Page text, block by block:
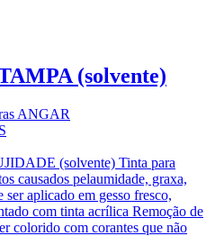
(solvente)
ANGAR
(solvente) Tinta para
causados ​​pelaumidade, graxa,
aplicado em gesso fresco,
com tinta acrílica Remoção de
colorido com corantes que não